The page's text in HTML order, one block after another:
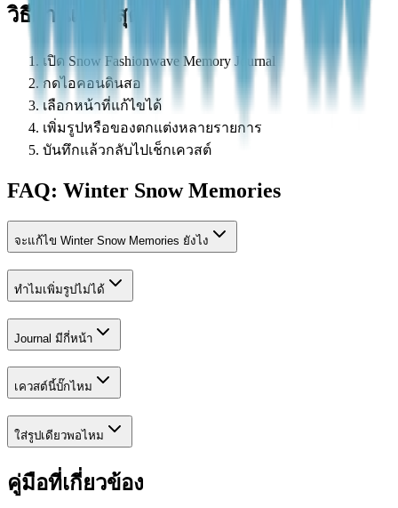
วิธีผ่านเร็วที่สุด
เปิด Snow Fashionwave Memory Journal
กดไอคอนดินสอ
เลือกหน้าที่แก้ไขได้
เพิ่มรูปหรือของตกแต่งหลายรายการ
บันทึกแล้วกลับไปเช็กเควสต์
FAQ: Winter Snow Memories
จะแก้ไข Winter Snow Memories ยังไง
ทำไมเพิ่มรูปไม่ได้
Journal มีกี่หน้า
เควสต์นี้บั๊กไหม
ใส่รูปเดียวพอไหม
คู่มือที่เกี่ยวข้อง